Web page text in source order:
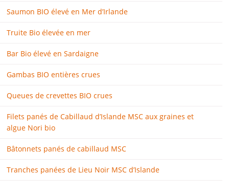
Saumon BIO élevé en Mer d’Irlande
Truite Bio élevée en mer
Bar Bio élevé en Sardaigne
Gambas BIO entières crues
Queues de crevettes BIO crues
Filets panés de Cabillaud d’Islande MSC aux graines et
algue Nori bio
Bâtonnets panés de cabillaud MSC
Tranches panées de Lieu Noir MSC d’Islande